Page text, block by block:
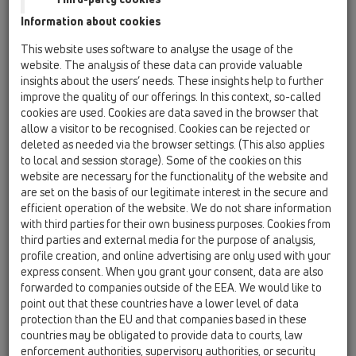
в прошлом.
Конструкция:
Сифон для трапов - "Primus" состоит из двух частей:
корпус сифона с приемным патрубком по центру, который
неподвижно закрепляется в трапе, и верхнего элемента,
который является поплавком с идеально плоской
внутренней поверхностью.
Способ действия:
При протекании воды через трап,
сифон "Primus" действует как
обычный гидрозатвор: поплавок
всплывает в крайнее верхнее
положение и не препятствует
протоку воды через патрубок
корпуса сифона.
Information about cookies
This website uses software to analyse the usage of the
website. The analysis of these data can provide valuable
insights about the users’ needs. These insights help to further
improve the quality of our offerings. In this context, so-called
cookies are used. Cookies are data saved in the browser that
allow a visitor to be recognised. Cookies can be rejected or
deleted as needed via the browser settings. (This also applies
to local and session storage). Some of the cookies on this
website are necessary for the functionality of the website and
are set on the basis of our legitimate interest in the secure and
efficient operation of the website. We do not share information
with third parties for their own business purposes. Cookies from
third parties and external media for the purpose of analysis,
profile creation, and online advertising are only used with your
express consent. When you grant your consent, data are also
forwarded to companies outside of the EEA. We would like to
point out that these countries have a lower level of data
protection than the EU and that companies based in these
countries may be obligated to provide data to courts, law
enforcement authorities, supervisory authorities, or security